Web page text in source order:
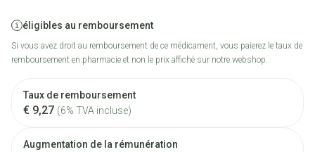
éligibles au remboursement
Si vous avez droit au remboursement de ce médicament, vous paierez le taux de
remboursement en pharmacie et non le prix affiché sur notre webshop.
Taux de remboursement
€ 9,27 (6% TVA incluse)
Augmentation de la rémunération